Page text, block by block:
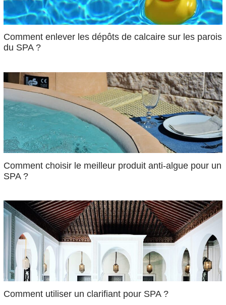
Comment enlever les dépôts de calcaire sur les parois
du SPA ?
Comment choisir le meilleur produit anti-algue pour un
SPA ?
Comment utiliser un clarifiant pour SPA ?